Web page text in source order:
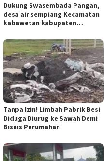
Dukung Swasembada Pangan,
desa air sempiang Kecamatan
kabawetan kabupaten
28 mei 2025
Tanpa Izin! Limbah Pabrik Besi
Diduga Diurug ke Sawah Demi
Bisnis Perumahan